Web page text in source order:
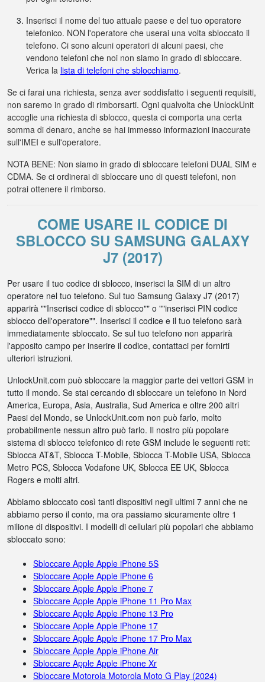
Inserisci il nome del tuo attuale paese e del tuo operatore
telefonico. NON l'operatore che userai una volta sbloccato il
telefono. Ci sono alcuni operatori di alcuni paesi, che
vendono telefoni che noi non siamo in grado di sbloccare.
Verica la lista di telefoni che sblocchiamo.
Se ci farai una richiesta, senza aver soddisfatto i seguenti requisiti,
non saremo in grado di rimborsarti. Ogni qualvolta che UnlockUnit
accoglie una richiesta di sblocco, questa ci comporta una certa
somma di denaro, anche se hai immesso informazioni inaccurate
sull'IMEI e sull'operatore.
NOTA BENE: Non siamo in grado di sbloccare telefoni DUAL SIM e
CDMA. Se ci ordinerai di sbloccare uno di questi telefoni, non
potrai ottenere il rimborso.
COME USARE IL CODICE DI
SBLOCCO SU SAMSUNG GALAXY
J7 (2017)
Per usare il tuo codice di sblocco, inserisci la SIM di un altro
operatore nel tuo telefono. Sul tuo Samsung Galaxy J7 (2017)
apparirà ""Inserisci codice di sblocco"" o ""inserisci PIN codice
sblocco dell'operatore"". Inserisci il codice e il tuo telefono sarà
immediatamente sbloccato. Se sul tuo telefono non apparirà
l'apposito campo per inserire il codice, contattaci per fornirti
ulteriori istruzioni.
UnlockUnit.com può sbloccare la maggior parte dei vettori GSM in
tutto il mondo. Se stai cercando di sbloccare un telefono in Nord
America, Europa, Asia, Australia, Sud America e oltre 200 altri
Paesi del Mondo, se UnlockUnit.com non può farlo, molto
probabilmente nessun altro può farlo. Il nostro più popolare
sistema di sblocco telefonico di rete GSM include le seguenti reti:
Sblocca AT&T, Sblocca T-Mobile, Sblocca T-Mobile USA, Sblocca
Metro PCS, Sblocca Vodafone UK, Sblocca EE UK, Sblocca
Rogers e molti altri.
Abbiamo sbloccato così tanti dispositivi negli ultimi 7 anni che ne
abbiamo perso il conto, ma ora passiamo sicuramente oltre 1
milione di dispositivi. I modelli di cellulari più popolari che abbiamo
sbloccato sono:
Sbloccare Apple Apple iPhone 5S
Sbloccare Apple Apple iPhone 6
Sbloccare Apple Apple iPhone 7
Sbloccare Apple Apple iPhone 11 Pro Max
Sbloccare Apple Apple iPhone 13 Pro
Sbloccare Apple Apple iPhone 17
Sbloccare Apple Apple iPhone 17 Pro Max
Sbloccare Apple Apple iPhone Air
Sbloccare Apple Apple iPhone Xr
Sbloccare Motorola Motorola Moto G Play (2024)